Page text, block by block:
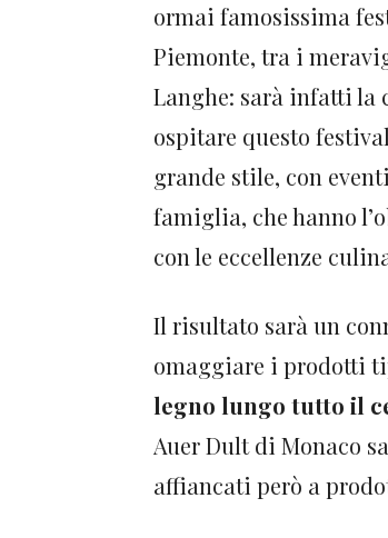
ormai famosissima
Piemonte, tra i
Langhe: sarà infatti la
ospitare questo
grande stile, con
famiglia, che hanno
con le eccellenze
Il risultato sarà un
omaggiare i prodotti
legno lungo tutto il
Auer Dult di Monaco
affiancati però a